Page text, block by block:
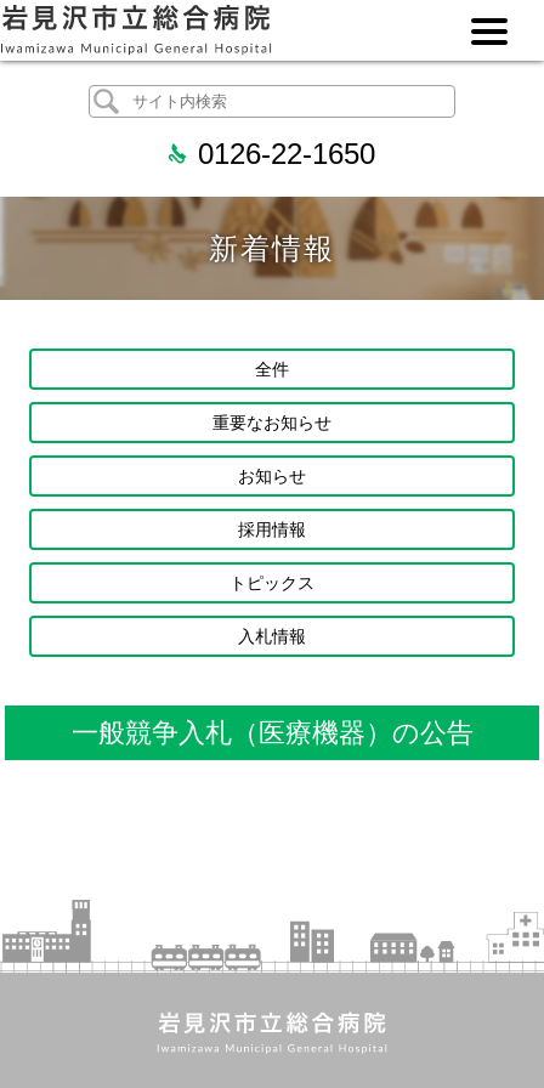
0126-22-1650
新着情報
全件
重要なお知らせ
お知らせ
採用情報
トピックス
入札情報
一般競争入札（医療機器）の公告